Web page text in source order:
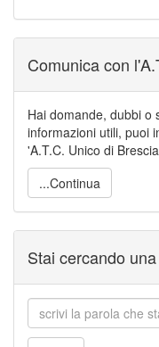
Comunica con
Hai domande, dubbi o
informazioni utili, puoi
'A.T.C. Unico di
...Continua
Stai cercando